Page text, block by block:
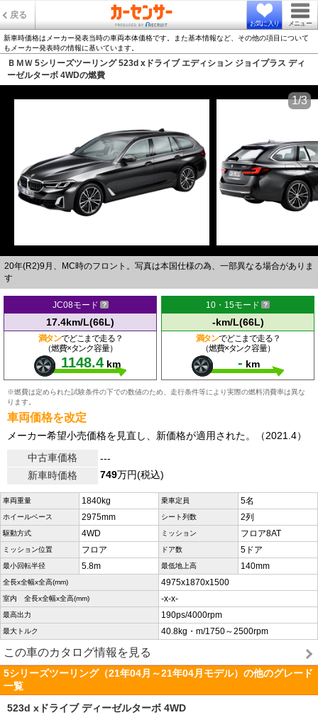
戻る
お気に入り メニュー
新車時価格はメーカー発表当時の車両本体価格です。また基本情報など、その他の項目について
もメーカー発表時の情報に基いています。
ＢＭＷ 5シリーズツーリング 523d xドライブ エディション ジョイプラス ディ
ーゼルターボ 4WDの燃費
20年(R2)9月、MC時のフロント。写真は本国仕様の為、一部異なる場合がありま
す
1/3
JC08モード
17.4km/L(66L)
満タンでどこまで走る？
（燃費×タンク容量）
1148.4 km
10・15モード
-km/L(66L)
満タンでどこまで走る？
（燃費×タンク容量）
- km
※燃費は定められた試験条件の下での数値のため、走行条件等により実際の燃料消費率は異な
ります。
車両価格を改定
メーカー希望小売価格を見直し、新価格が適用された。（2021.4）
中古車価格
---
新車時価格
749万円(税込)
車両重量 1840kg 乗車定員 5名
ホイールベース 2975mm シート列数 2列
駆動方式 4WD ミッション フロア8AT
ミッション位置 フロア ドア数 5ドア
最小回転半径 5.8m 最低地上高 140mm
全長x全幅x全高(mm) 4975x1870x1500
室内 全長x全幅x全高(mm) -x-x-
最高出力 190ps/4000rpm
最大トルク 40.8kg・m/1750～2500rpm
この車のカタログ情報を見る
5シリーズツーリング（21年04月～21年04月モデル）の他のグレード
一覧
523d xドライブ ディーゼルターボ 4WD